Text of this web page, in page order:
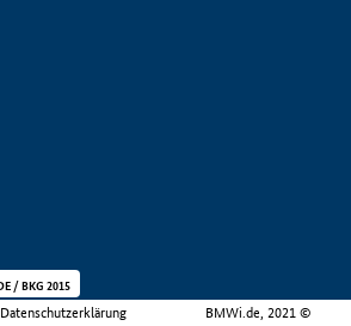
Datenschutzerklärung BMWi.de, 2021 ©
/ BKG 2015